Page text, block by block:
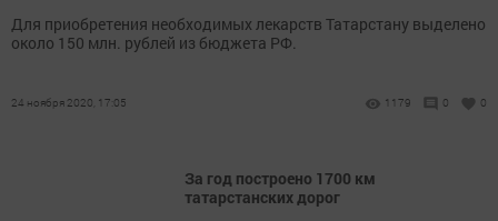
Для приобретения необходимых лекарств Татарстану выделено
около 150 млн. рублей из бюджета РФ.
24 ноября 2020, 17:05 1179 0 0
За год построено 1700 км
татарстанских дорог